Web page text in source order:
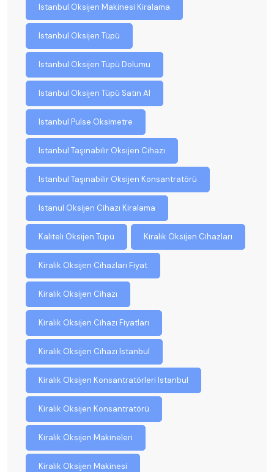
Istanbul Oksijen Makinesi Kiralama
Istanbul Oksijen Tüpü
Istanbul Oksijen Tüpü Dolumu
Istanbul Oksijen Tüpü Satın Al
Istanbul Pulse Oksimetre
Istanbul Taşınabilir Oksijen Cihazı
Istanbul Taşınabilir Oksijen Konsantratörü
Istanul Oksijen Cihazı Kiralama
Kaliteli Oksijen Tüpü Kiralık Oksijen Cihazları
Kiralık Oksijen Cihazları Fiyat
Kiralık Oksijen Cihazı
Kiralık Oksijen Cihazı Fiyatları
Kiralık Oksijen Cihazı Istanbul
Kiralık Oksijen Konsantratörleri Istanbul
Kiralık Oksijen Konsantratörü
Kiralık Oksijen Makineleri
Kiralık Oksijen Makinesi